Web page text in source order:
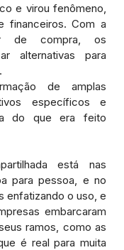
e virou fenômeno,
financeiros. Com a
de compra, os
alternativas para
de amplas
específicos e
do que era feito
está nas
para pessoa, e no
enfatizando o uso, e
embarcaram
ramos, como as
é real para muita